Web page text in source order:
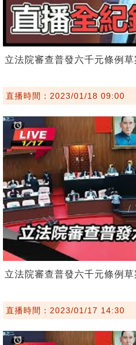
立法院審查普發六千元條例草
直播時間：2023/01/18 09:00
立法院審查普發六千元條例草
直播時間：2023/01/17 14:30